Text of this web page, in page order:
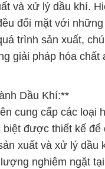
và xử lý dầu khí.
đối mặt với
trình sản xuất,
giải pháp hóa chất
Dầu Khí:**
cung cấp các loại
biệt được thiết kế để
xuất và xử lý dầu
nghiêm ngặt